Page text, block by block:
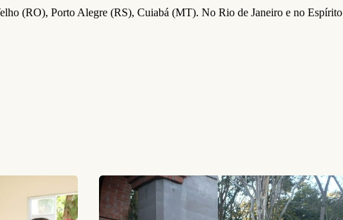
(RO), Porto Alegre (RS), Cuiabá (MT). No Rio de Janeiro e no